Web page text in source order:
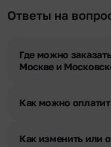
Ответы на
Где можно
Москве и
Как можно
Наличными.
Как изменить или